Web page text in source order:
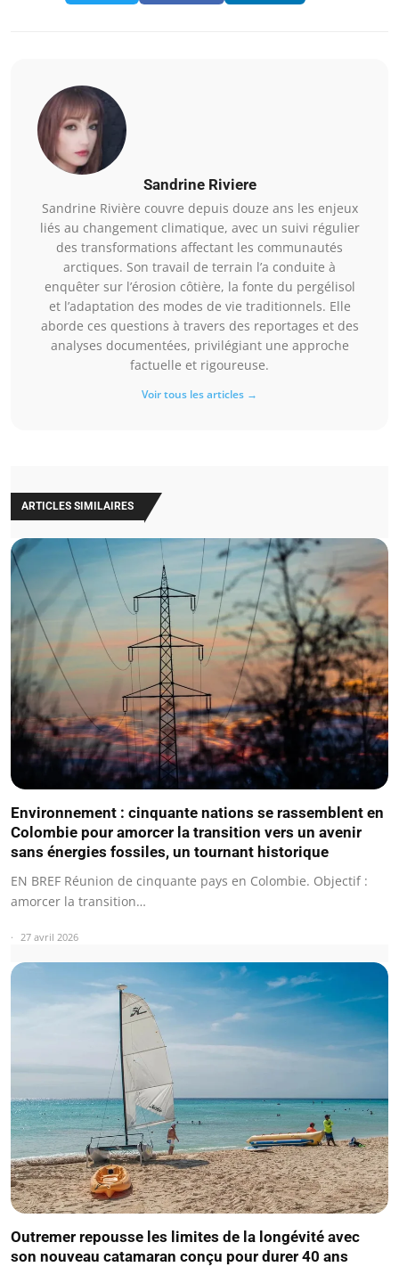
Sandrine Riviere
Sandrine Rivière couvre depuis douze ans les enjeux
liés au changement climatique, avec un suivi régulier
des transformations affectant les communautés
arctiques. Son travail de terrain l’a conduite à
enquêter sur l’érosion côtière, la fonte du pergélisol
et l’adaptation des modes de vie traditionnels. Elle
aborde ces questions à travers des reportages et des
analyses documentées, privilégiant une approche
factuelle et rigoureuse.
Voir tous les articles →
ARTICLES SIMILAIRES
Environnement : cinquante nations se rassemblent en
Colombie pour amorcer la transition vers un avenir
sans énergies fossiles, un tournant historique
EN BREF Réunion de cinquante pays en Colombie. Objectif :
amorcer la transition…
27 avril 2026
Outremer repousse les limites de la longévité avec
son nouveau catamaran conçu pour durer 40 ans